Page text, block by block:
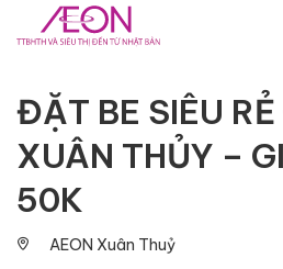
Khuyến mãi & Sự kiện
ĐẶT BE SIÊU
XUÂN THỦY –
50K
AEON Xuân Thuỷ